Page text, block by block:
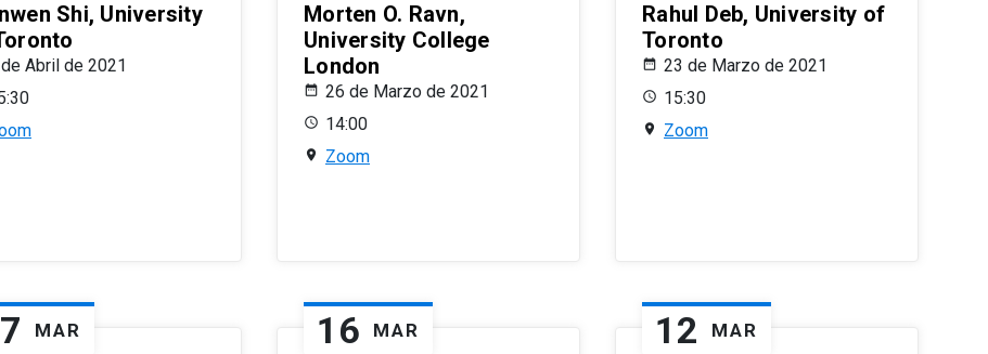
Shi, University
Abril de 2021
Morten O. Ravn,
University College
London
26 de Marzo de 2021
14:00
Zoom
Rahul Deb, University of
Toronto
23 de Marzo de 2021
15:30
Zoom
MAR 16 MAR 12 MAR